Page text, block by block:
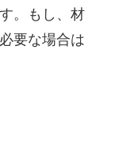
。もし、材
要な場合は